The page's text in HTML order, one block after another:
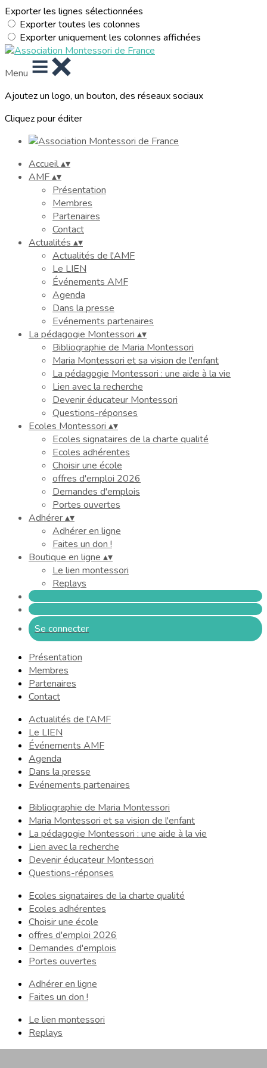
Exporter les lignes sélectionnées
Exporter toutes les colonnes
Exporter uniquement les colonnes affichées
Menu
Ajoutez un logo, un bouton, des réseaux sociaux
Cliquez pour éditer
Accueil▴▾
AMF▴▾
Présentation
Membres
Partenaires
Contact
Actualités ▴▾
Actualités de l'AMF
Le LIEN
Événements AMF
Agenda
Dans la presse
Evénements partenaires
La pédagogie Montessori ▴▾
Bibliographie de Maria Montessori
Maria Montessori et sa vision de l'enfant
La pédagogie Montessori : une aide à la vie
Lien avec la recherche
Devenir éducateur Montessori
Questions-réponses
Ecoles Montessori ▴▾
Ecoles signataires de la charte qualité
Ecoles adhérentes
Choisir une école
offres d'emploi 2026
Demandes d'emplois
Portes ouvertes
Adhérer▴▾
Adhérer en ligne
Faites un don !
Boutique en ligne ▴▾
Le lien montessori
Replays
Se connecter
Présentation
Membres
Partenaires
Contact
Actualités de l'AMF
Le LIEN
Événements AMF
Agenda
Dans la presse
Evénements partenaires
Bibliographie de Maria Montessori
Maria Montessori et sa vision de l'enfant
La pédagogie Montessori : une aide à la vie
Lien avec la recherche
Devenir éducateur Montessori
Questions-réponses
Ecoles signataires de la charte qualité
Ecoles adhérentes
Choisir une école
offres d'emploi 2026
Demandes d'emplois
Portes ouvertes
Adhérer en ligne
Faites un don !
Le lien montessori
Replays